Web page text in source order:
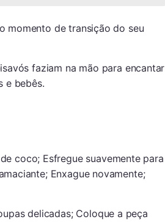
momento de transição do seu
faziam na mão para encantar
e bebês.
coco; Esfregue suavemente para
Enxague novamente;
delicadas; Coloque a peça